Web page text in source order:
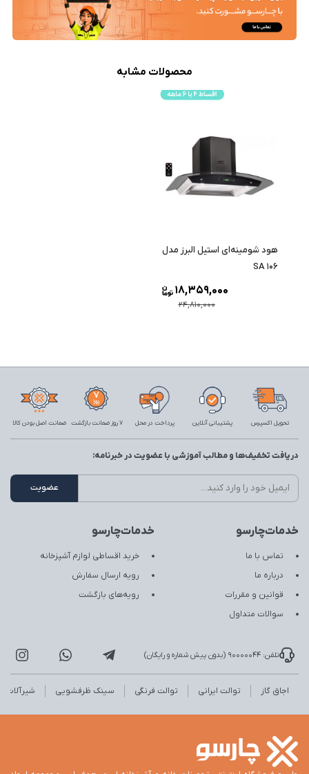
محصولات مشابه
هود شومینه‌ای استیل البرز مدل
SA 106
24,810,000
18,359,000
تحویل اکسپرس پشتیبانی آنلاین پرداخت در محل 7 روز ضمانت بازگشت ضمانت اصل بودن کالا
خدمات‌چارسو
تماس با ما
درباره ما
قوانین و مقررات
سوالات متداول
خدمات‌چارسو
خرید اقساطی لوازم آشپزخانه
رویه ارسال سفارش
رویه‌های بازگشت
دریافت تخفیف‌ها و مطالب آموزشی با عضویت در خبرنامه:
تلفن: 90000044 (بدون پیش شماره و رایگان)
اجاق گاز توالت ایرانی توالت فرنگی سینک ظرفشویی شیرآلات